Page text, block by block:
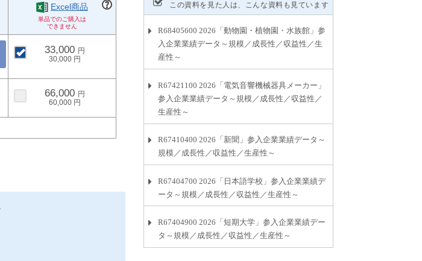
Excel商品
33,000
30,000
66,000
60,000
この資料を見た人は、こんな資料も見ています
R68405600 2026「動物園・植物園・水族館」参
入企業業績データ～規模／成長性／収益性／生
産性～
R67421100 2026「電気音響機械器具メーカー」
参入企業業績データ～規模／成長性／収益性／
生産性～
R67410400 2026「新聞」参入企業業績データ～
規模／成長性／収益性／生産性～
R67404700 2026「日本語学校」参入企業業績デ
ータ～規模／成長性／収益性／生産性～
R67404900 2026「短期大学」参入企業業績デー
タ～規模／成長性／収益性／生産性～